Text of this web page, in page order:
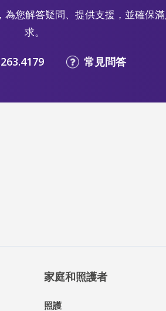
您解答疑問、提供支援，並確保
求。
常見問答
家庭和照護者
照護